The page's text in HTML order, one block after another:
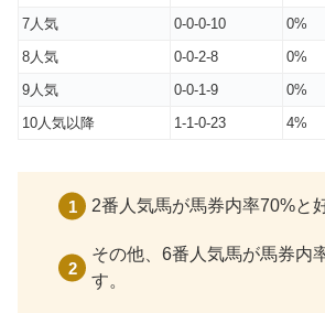
7人気
0-0-0-10 0%
8人気
0-0-2-8 0%
9人気
0-0-1-9 0%
10人気以降
1-1-0-23 4%
2番人気馬が馬券内率70%と
その他、6番人気馬が馬券内
す。